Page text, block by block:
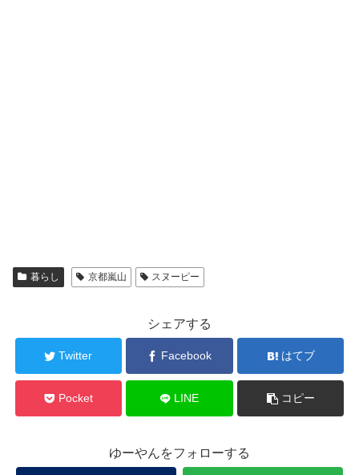
暮らし 京都嵐山 スヌーピー
シェアする
Twitter Facebook はてブ
Pocket LINE コピー
ゆーやんをフォローする